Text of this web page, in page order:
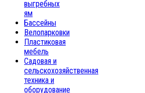
выгребных
ям
Бассейны
Велопарковки
Пластиковая
мебель
Садовая и
сельскохозяйственная
техника и
оборудование